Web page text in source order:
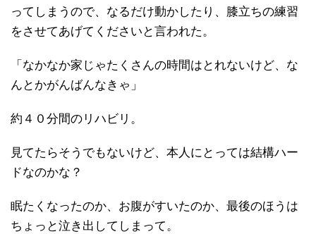
ってしまうので、なるだけ動かしたり、膝立ちの練習
をさせてあげてくださいと言われた。
「なかなか家じゃたくさんの時間はとれないけど、な
んとかがんばんなきゃ」
約４０分間のリハビリ。
見てたらそうでもないけど、本人にとっては結構ハー
ドなのかな？
眠たくなったのか、お腹がすいたのか、最後のほうは
ちょっと泣き出してしまって。